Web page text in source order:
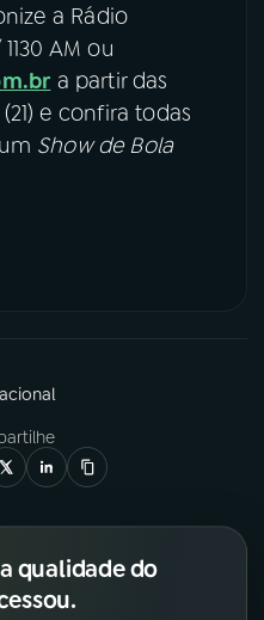
a Rádio
AM ou
a partir das
e confira todas
Show de Bola
qualidade do